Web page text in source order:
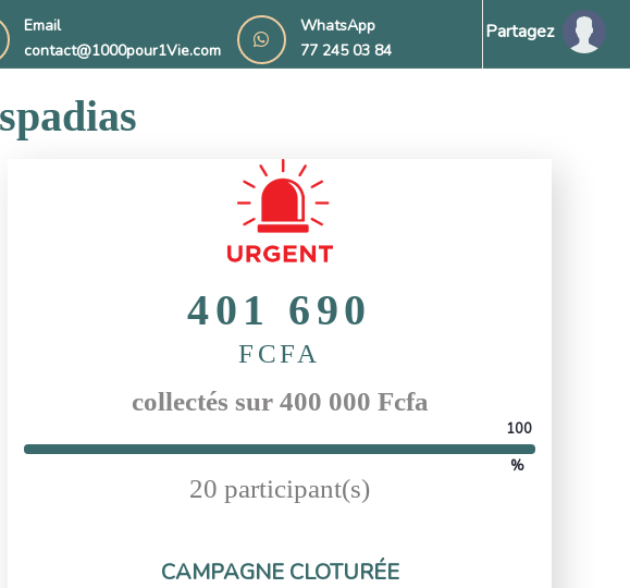
Email
contact@1000pour1Vie.com
WhatsApp
77 245 03 84
Partagez
401 690
FCFA
collectés sur 400 000 Fcfa
100
%
20 participant(s)
CAMPAGNE CLOTURÉE